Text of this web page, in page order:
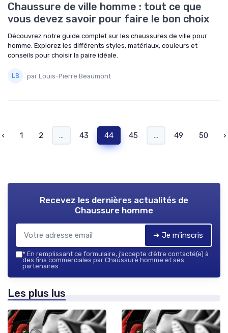
Chaussure de ville homme : tout ce que
vous devez savoir pour faire le bon choix
Découvrez notre guide complet sur les chaussures de ville pour
homme. Explorez les différents styles, matériaux, couleurs et
conseils pour choisir la paire idéale.
par Louis-Pierre Beaumont
‹ 1 2 ... 43 44 45 ... 49 50 ›
Recevez les dernières actualités de
Chaussure homme
➔ Je m'inscris
* En remplissant ce formulaire, j’accepte d’être contacté(e) à
des fins commerciales par Chaussure homme et ses
partenaires.
Les plus lus